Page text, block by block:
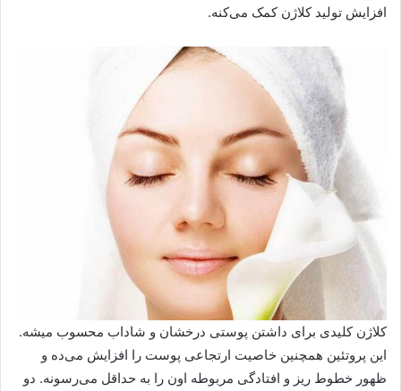
افزایش تولید کلاژن کمک می‌کنه.
کلاژن کلیدی برای داشتن پوستی درخشان و شاداب محسوب میشه.
این پروتئین همچنین خاصیت ارتجاعی پوست را افزایش می‌ده و
ظهور خطوط ریز و افتادگی مربوطه اون را به حداقل می‌رسونه. دو